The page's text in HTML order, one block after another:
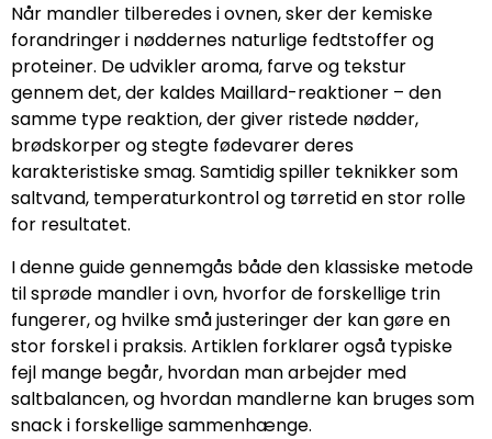
Når mandler tilberedes i ovnen, sker der kemiske
forandringer i nøddernes naturlige fedtstoffer og
proteiner. De udvikler aroma, farve og tekstur
gennem det, der kaldes Maillard-reaktioner – den
samme type reaktion, der giver ristede nødder,
brødskorper og stegte fødevarer deres
karakteristiske smag. Samtidig spiller teknikker som
saltvand, temperaturkontrol og tørretid en stor rolle
for resultatet.
I denne guide gennemgås både den klassiske metode
til sprøde mandler i ovn, hvorfor de forskellige trin
fungerer, og hvilke små justeringer der kan gøre en
stor forskel i praksis. Artiklen forklarer også typiske
fejl mange begår, hvordan man arbejder med
saltbalancen, og hvordan mandlerne kan bruges som
snack i forskellige sammenhænge.